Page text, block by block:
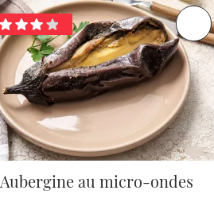
Aubergine au micro-ondes